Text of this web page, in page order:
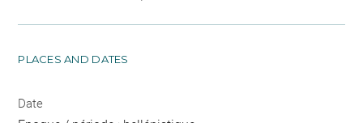
PLACES AND DATES
Date